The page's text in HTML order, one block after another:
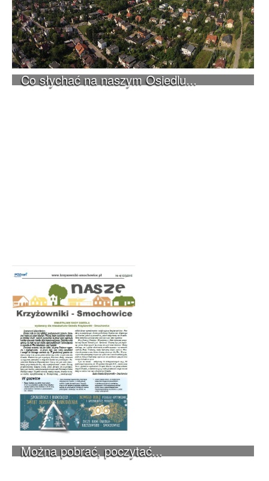
Co słychać na naszym Osiedlu...
Można pobrać, poczytać...